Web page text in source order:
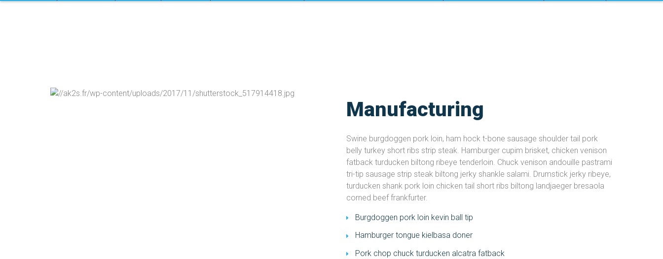
Manufacturing
Swine burgdoggen pork loin, ham hock t-bone sausage shoulder tail pork
belly turkey short ribs strip steak. Hamburger cupim brisket, chicken venison
fatback turducken biltong ribeye tenderloin. Chuck venison andouille pastrami
tri-tip sausage strip steak biltong jerky shankle salami. Drumstick jerky ribeye,
turducken shank pork loin chicken tail short ribs biltong landjaeger bresaola
corned beef frankfurter.
Burgdoggen pork loin kevin ball tip
Hamburger tongue kielbasa doner
Pork chop chuck turducken alcatra fatback